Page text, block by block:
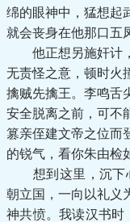
绵的眼神中，猛想起
就会丧身在他那口五
他正想另施奸计，
无责怪之意，顿时火
擒贼先擒王。李鸣舌
安全脱离之前，可不
篡亲侄建文帝之位而
的锐气，看你朱由检
想到这里，沉下心
朝立国，一向以礼义
神共愤。我读汉书时